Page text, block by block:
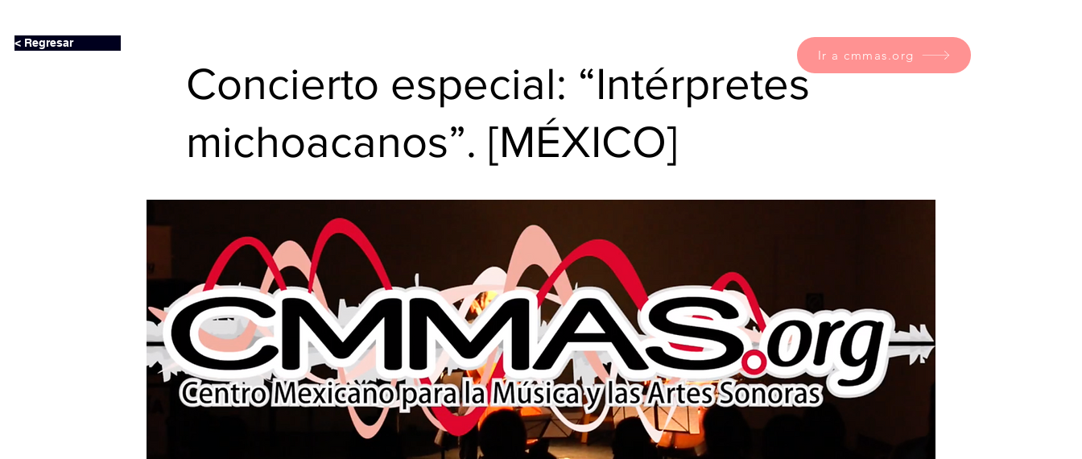
Ir a cmmas.org
< Regresar
Concierto especial: “Intérpretes
michoacanos”. [MÉXICO]